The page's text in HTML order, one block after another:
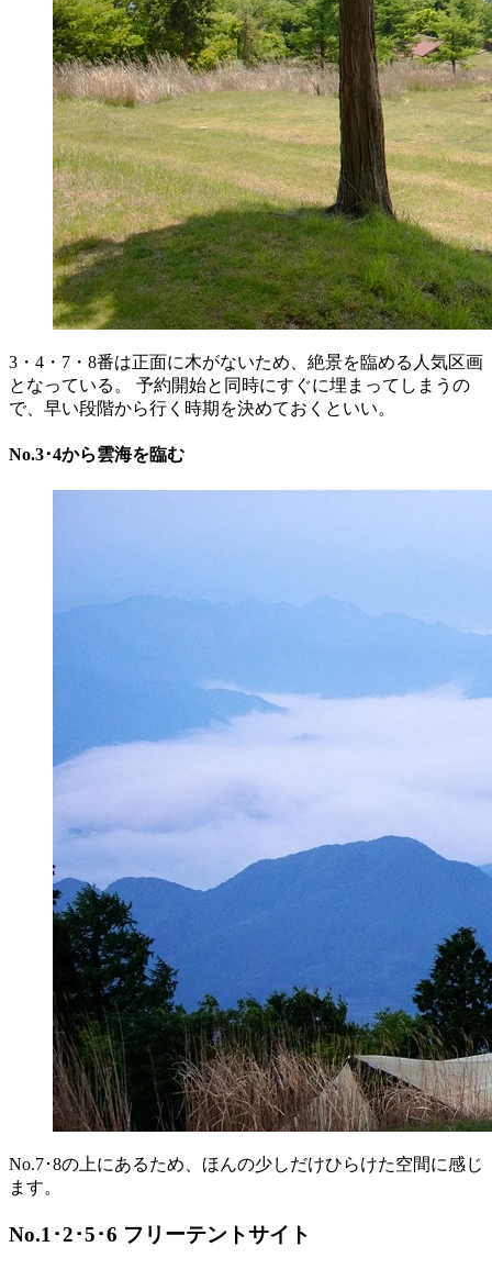
3・4・7・8番は正面に木がないため、絶景を臨める人気区画
となっている。 予約開始と同時にすぐに埋まってしまうの
で、早い段階から行く時期を決めておくといい。
No.3･4から雲海を臨む
No.7･8の上にあるため、ほんの少しだけひらけた空間に感じ
ます。
No.1･2･5･6 フリーテントサイト